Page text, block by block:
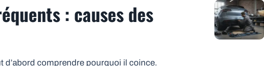
: causes des
d’abord comprendre pourquoi il coince.